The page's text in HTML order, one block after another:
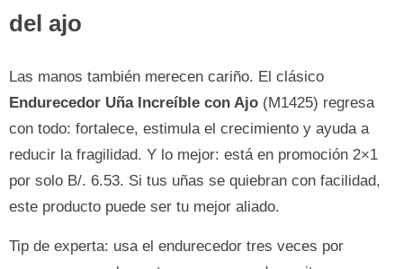
del ajo
Las manos también merecen cariño. El clásico
Endurecedor Uña Increíble con Ajo (M1425) regresa
con todo: fortalece, estimula el crecimiento y ayuda a
reducir la fragilidad. Y lo mejor: está en promoción 2×1
por solo B/. 6.53. Si tus uñas se quiebran con facilidad,
este producto puede ser tu mejor aliado.
Tip de experta: usa el endurecedor tres veces por